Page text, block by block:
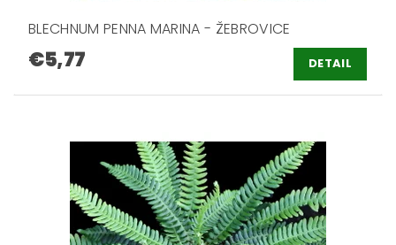
BLECHNUM PENNA MARINA - ŽEBROVICE
€5,77 DETAIL